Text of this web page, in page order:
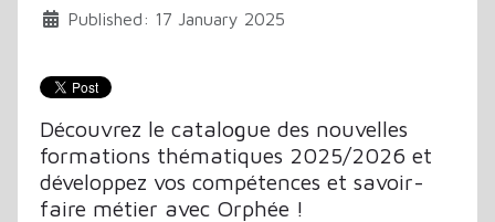
Published: 17 January 2025
Découvrez le catalogue des nouvelles
formations thématiques 2025/2026 et
développez vos compétences et savoir-
faire métier avec Orphée !